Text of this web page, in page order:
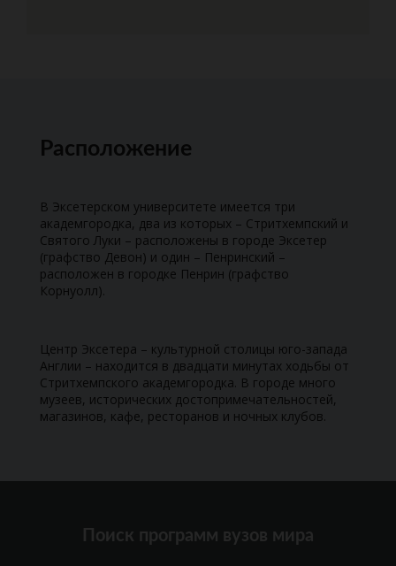
Расположение
В Эксетерском университете имеется три
академгородка, два из которых – Стритхемпский и
Святого Луки – расположены в городе Эксетер
(графство Девон) и один – Пенринский –
расположен в городке Пенрин (графство
Корнуолл).
Центр Эксетера – культурной столицы юго-запада
Англии – находится в двадцати минутах ходьбы от
Стритхемпского академгородка. В городе много
музеев, исторических достопримечательностей,
магазинов, кафе, ресторанов и ночных клубов.
Поиск программ вузов мира